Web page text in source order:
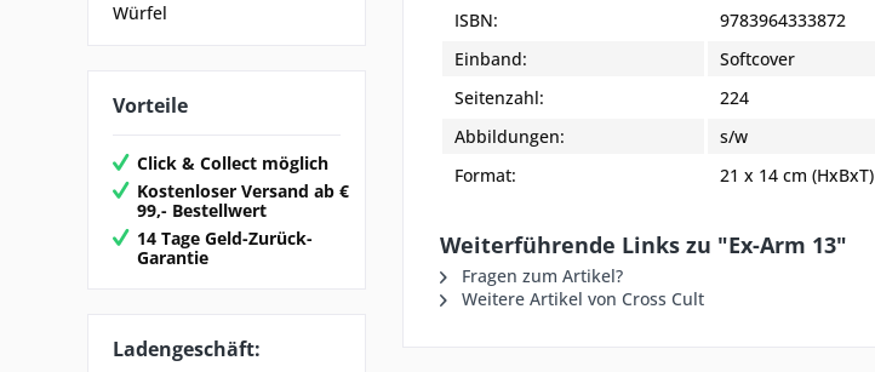
Würfel
Vorteile
Click & Collect möglich
Kostenloser Versand ab €
99,- Bestellwert
14 Tage Geld-Zurück-
Garantie
Ladengeschäft:
ISBN:
9783964333872
Einband:
Softcover
Seitenzahl:
224
Abbildungen:
s/w
Format:
21 x 14 cm (HxBxT)
Weiterführende Links zu "Ex-Arm 13"
Fragen zum Artikel?
Weitere Artikel von Cross Cult